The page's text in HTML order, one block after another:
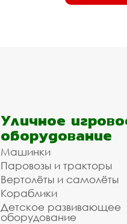
Уличное
оборудование
Машинки
Паровозы и тракторы
Вертолёты и самолёты
Кораблики
Детское развивающее
оборудование